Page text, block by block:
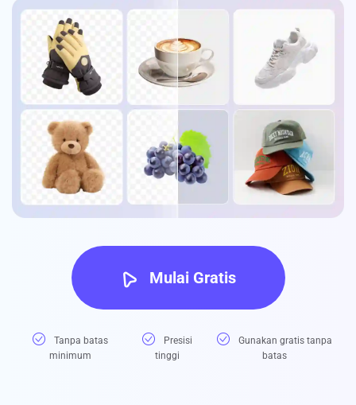
Mulai Gratis
Tanpa batas
minimum
Presisi
tinggi
Gunakan gratis tanpa
batas